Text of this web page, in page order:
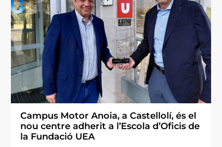
Campus Motor Anoia, a Castellolí, és el
nou centre adherit a l’Escola d’Oficis de
la Fundació UEA